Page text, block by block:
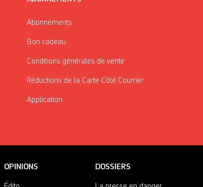
Abonnements
Bon cadeau
Conditions générales de vente
Réductions de la Carte Côté Courrier
Application
OPINIONS DOSSIERS